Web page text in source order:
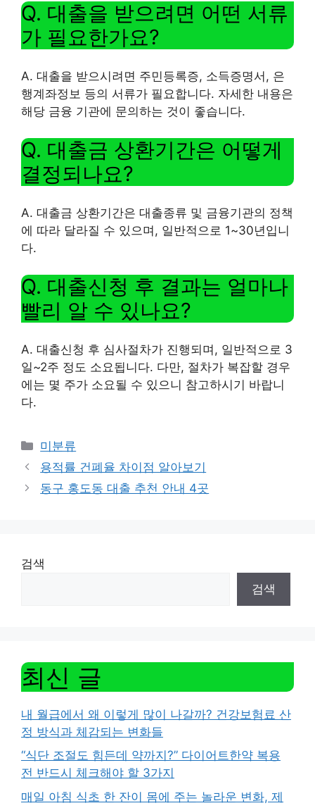
Q. 대출을 받으려면 어떤 서류
가 필요한가요?
A. 대출을 받으시려면 주민등록증, 소득증명서, 은
행계좌정보 등의 서류가 필요합니다. 자세한 내용은
해당 금융 기관에 문의하는 것이 좋습니다.
Q. 대출금 상환기간은 어떻게
결정되나요?
A. 대출금 상환기간은 대출종류 및 금융기관의 정책
에 따라 달라질 수 있으며, 일반적으로 1~30년입니
다.
Q. 대출신청 후 결과는 얼마나
빨리 알 수 있나요?
A. 대출신청 후 심사절차가 진행되며, 일반적으로 3
일~2주 정도 소요됩니다. 다만, 절차가 복잡할 경우
에는 몇 주가 소요될 수 있으니 참고하시기 바랍니
다.
Categories
미분류
용적률 건폐율 차이점 알아보기
동구 홍도동 대출 추천 안내 4곳
검색
검색
최신 글
내 월급에서 왜 이렇게 많이 나갈까? 건강보험료 산
정 방식과 체감되는 변화들
“식단 조절도 힘든데 약까지?” 다이어트한약 복용
전 반드시 체크해야 할 3가지
매일 아침 식초 한 잔이 몸에 주는 놀라운 변화, 제